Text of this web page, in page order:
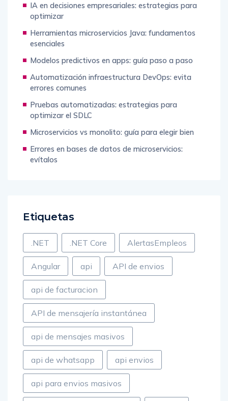
IA en decisiones empresariales: estrategias para
optimizar
Herramientas microservicios Java: fundamentos
esenciales
Modelos predictivos en apps: guía paso a paso
Automatización infraestructura DevOps: evita
errores comunes
Pruebas automatizadas: estrategias para
optimizar el SDLC
Microservicios vs monolito: guía para elegir bien
Errores en bases de datos de microservicios:
evítalos
Etiquetas
.NET .NET Core AlertasEmpleos
Angular api API de envios
api de facturacion
API de mensajería instantánea
api de mensajes masivos
api de whatsapp api envios
api para envios masivos